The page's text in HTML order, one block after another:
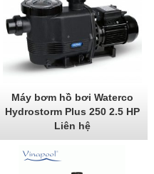
Máy bơm hồ bơi Waterco
Hydrostorm Plus 250 2.5 HP
Liên hệ